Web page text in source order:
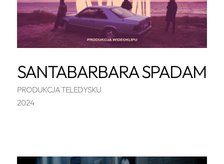
SANTABARBARA SPADAM
PRODUKCJA TELEDYSKU
2024